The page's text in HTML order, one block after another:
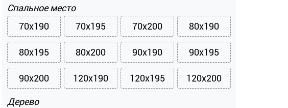
Спальное место
70x190
70x195 70x200 80x190
80x195 80x200 90x190 90x195
90x200 120x190 120x195 120x200
Дерево